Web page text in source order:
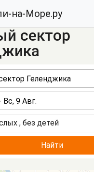
на-Море.ру
сектор
, без детей
Найти